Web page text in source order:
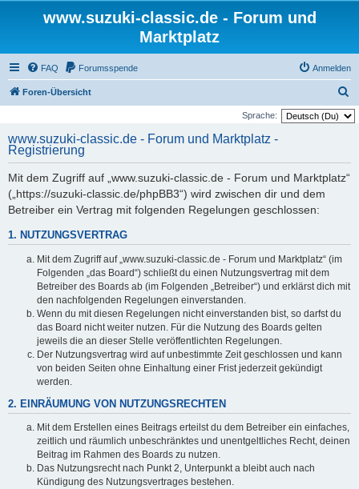
www.suzuki-classic.de - Forum und
Marktplatz
FAQ Forumsspende Anmelden
Foren-Übersicht
u
Sprache:
www.suzuki-classic.de - Forum und Marktplatz -
Registrierung
Mit dem Zugriff auf „www.suzuki-classic.de - Forum und Marktplatz“
(„https://suzuki-classic.de/phpBB3“) wird zwischen dir und dem
Betreiber ein Vertrag mit folgenden Regelungen geschlossen:
1. NUTZUNGSVERTRAG
Mit dem Zugriff auf „www.suzuki-classic.de - Forum und Marktplatz“ (im
Folgenden „das Board“) schließt du einen Nutzungsvertrag mit dem
Betreiber des Boards ab (im Folgenden „Betreiber“) und erklärst dich mit
den nachfolgenden Regelungen einverstanden.
Wenn du mit diesen Regelungen nicht einverstanden bist, so darfst du
das Board nicht weiter nutzen. Für die Nutzung des Boards gelten
jeweils die an dieser Stelle veröffentlichten Regelungen.
Der Nutzungsvertrag wird auf unbestimmte Zeit geschlossen und kann
von beiden Seiten ohne Einhaltung einer Frist jederzeit gekündigt
werden.
2. EINRÄUMUNG VON NUTZUNGSRECHTEN
Mit dem Erstellen eines Beitrags erteilst du dem Betreiber ein einfaches,
zeitlich und räumlich unbeschränktes und unentgeltliches Recht, deinen
Beitrag im Rahmen des Boards zu nutzen.
Das Nutzungsrecht nach Punkt 2, Unterpunkt a bleibt auch nach
Kündigung des Nutzungsvertrages bestehen.